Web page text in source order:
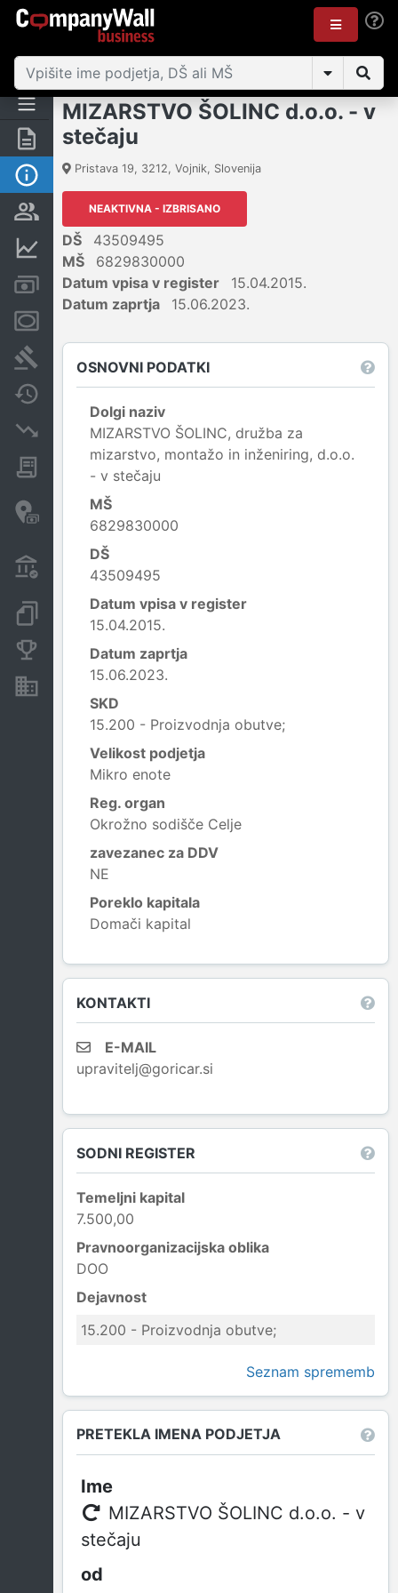
Povzetek
Osnovni podatki
Odgovorne osebe in lastništvo
Finančni podatki
Računi in blokade
Insolvenčni postopki
Davčne oaze in sumljive
transakcije
Transakcije iz državnega
proračuna
Dokumenti in objave
Konkurenčna podjetja
MIZARSTVO ŠOLINC d.o.o. - v
stečaju
Pristava 19, 3212, Vojnik, Slovenija
NEAKTIVNA - IZBRISANO
DŠ
43509495
MŠ
6829830000
Datum vpisa v register
15.04.2015.
Datum zaprtja
15.06.2023.
OSNOVNI PODATKI
Dolgi naziv
MIZARSTVO ŠOLINC, družba za
mizarstvo, montažo in inženiring, d.o.o.
- v stečaju
MŠ
6829830000
DŠ
43509495
Datum vpisa v register
15.04.2015.
Datum zaprtja
15.06.2023.
SKD
15.200 - Proizvodnja obutve;
Velikost podjetja
Mikro enote
Reg. organ
Okrožno sodišče Celje
zavezanec za DDV
NE
Poreklo kapitala
Domači kapital
Leaflet
KONTAKTI
E-MAIL
upravitelj@goricar.si
SODNI REGISTER
Temeljni kapital
7.500,00
Pravnoorganizacijska oblika
DOO
Dejavnost
15.200 - Proizvodnja obutve;
Seznam sprememb
PRETEKLA IMENA PODJETJA
MIZARSTVO ŠOLINC d.o.o. - v
stečaju